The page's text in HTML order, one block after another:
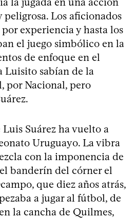
peligrosa. Los aficionados
experiencia y hasta los
el juego simbólico en la
de enfoque en el
Luisito sabían de la
por Nacional, pero
Suárez ha vuelto a
Uruguayo. La vibra
con la imponencia de
banderín del córner el
que diez años atrás,
a jugar al fútbol, de
la cancha de Quilmes,